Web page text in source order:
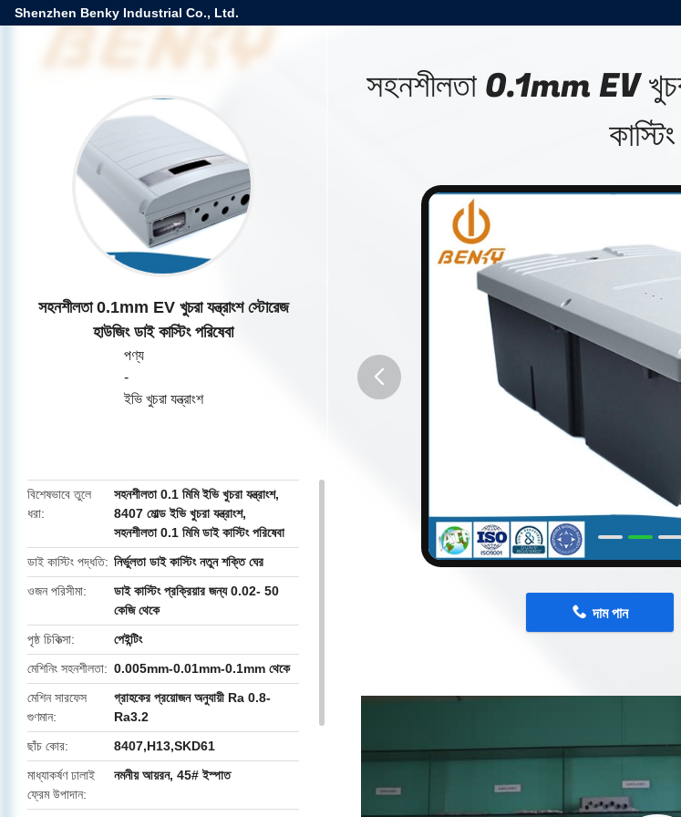
Shenzhen Benky Industrial Co., Ltd.
সহনশীলতা 0.1mm EV খুচরা যন্ত্রাংশ স্টোরেজ
হাউজিং ডাই কাস্টিং পরিষেবা
পণ্য
-
ইভি খুচরা যন্ত্রাংশ
বিশেষভাবে তুলে
ধরা
সহনশীলতা 0.1 মিমি ইভি খুচরা যন্ত্রাংশ,
8407 মোল্ড ইভি খুচরা যন্ত্রাংশ,
সহনশীলতা 0.1 মিমি ডাই কাস্টিং পরিষেবা
ডাই কাস্টিং পদ্ধতি
নির্ভুলতা ডাই কাস্টিং নতুন শক্তি ঘের
ওজন পরিসীমা
ডাই কাস্টিং প্রক্রিয়ার জন্য 0.02- 50
কেজি থেকে
পৃষ্ঠ চিকিত্সা
পেইন্টিং
মেশিনিং সহনশীলতা
0.005mm-0.01mm-0.1mm থেকে
মেশিন সারফেস
গুণমান
গ্রাহকের প্রয়োজন অনুযায়ী Ra 0.8-
Ra3.2
ছাঁচ কোর
8407,H13,SKD61
মাধ্যাকর্ষণ ঢালাই
ফ্রেম উপাদান
নমনীয় আয়রন, 45# ইস্পাত
সহনশীলতা 0.1mm EV
দাম পান